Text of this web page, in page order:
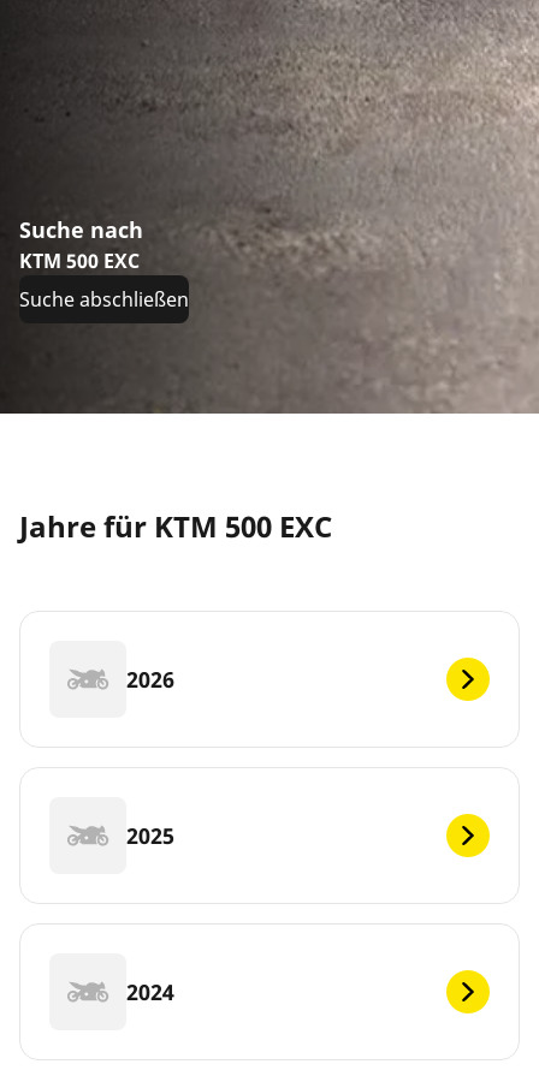
Suche nach
KTM 500 EXC
Suche abschließen
Jahre für KTM 500 EXC
2026
2025
2024